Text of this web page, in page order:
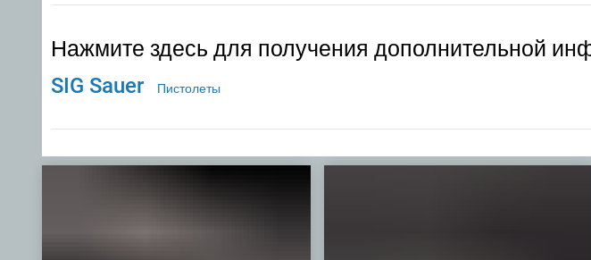
Нажмите здесь для получения дополнительной
SIG Sauer Пистолеты